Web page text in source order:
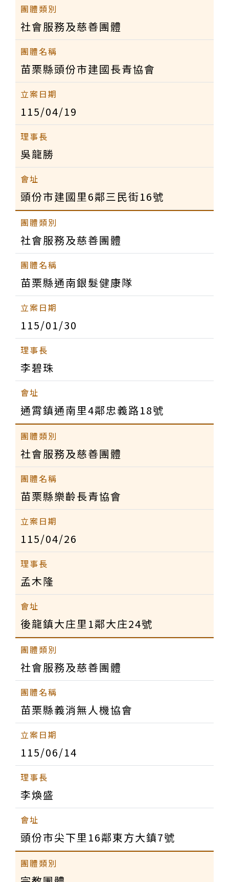
社會服務及慈善團體
苗栗縣頭份市建國長青協會
115/04/19
吳龍勝
頭份市建國里6鄰三民街16號
社會服務及慈善團體
苗栗縣通南銀髮健康隊
115/01/30
李碧珠
通霄鎮通南里4鄰忠義路18號
社會服務及慈善團體
苗栗縣樂齡長青協會
115/04/26
孟木隆
後龍鎮大庄里1鄰大庄24號
社會服務及慈善團體
苗栗縣義消無人機協會
115/06/14
李煥盛
頭份市尖下里16鄰東方大鎮7號